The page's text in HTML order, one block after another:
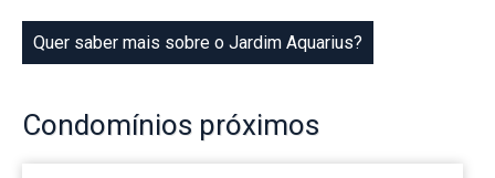
Quer saber mais sobre o Jardim Aquarius?
Condomínios próximos